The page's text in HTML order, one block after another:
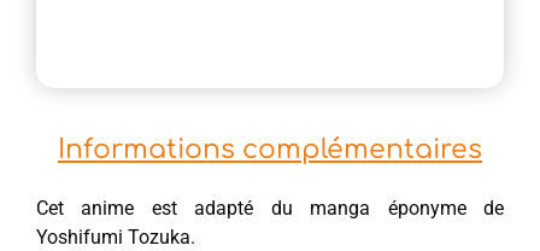
Informations complémentaires
Cet anime est adapté du manga éponyme de
Yoshifumi Tozuka.